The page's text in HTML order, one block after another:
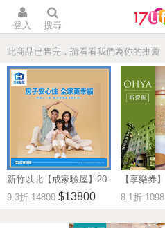
登入 搜尋
此商品已售完，請看看我們為你的推薦
新竹以北【成家驗屋】20-
25坪 (三房格局)超值驗屋
券 (MO)
9.3折 14800 $13800
【享樂券
汽車旅館
日雙人白
8.1折 1098